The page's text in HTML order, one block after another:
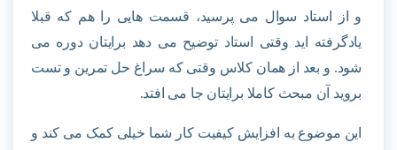
و از استاد سوال می پرسید، قسمت هایی را هم که قبلا
یادگرفته اید وقتی استاد توضیح می دهد برایتان دوره می
شود. و بعد از همان کلاس وقتی که سراغ حل تمرین و تست
بروید آن مبحث کاملا برایتان جا می افتد.
این موضوع به افزایش کیفیت کار شما خیلی کمک می کند و